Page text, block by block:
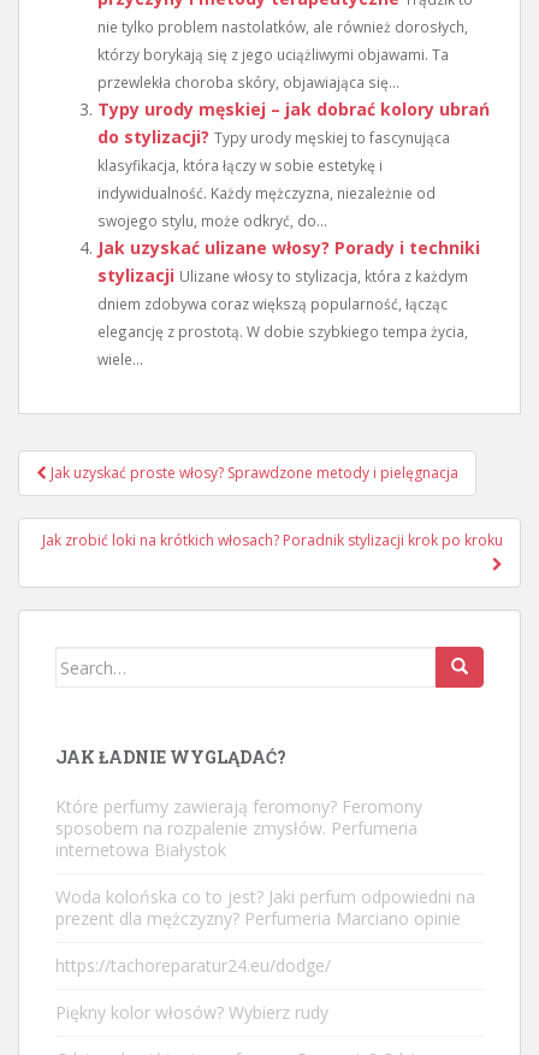
nie tylko problem nastolatków, ale również dorosłych,
którzy borykają się z jego uciążliwymi objawami. Ta
przewlekła choroba skóry, objawiająca się...
Typy urody męskiej – jak dobrać kolory ubrań
do stylizacji? Typy urody męskiej to fascynująca
klasyfikacja, która łączy w sobie estetykę i
indywidualność. Każdy mężczyzna, niezależnie od
swojego stylu, może odkryć, do...
Jak uzyskać ulizane włosy? Porady i techniki
stylizacji Ulizane włosy to stylizacja, która z każdym
dniem zdobywa coraz większą popularność, łącząc
elegancję z prostotą. W dobie szybkiego tempa życia,
wiele...
Nawigacja
wpisu
Jak uzyskać proste włosy? Sprawdzone metody i pielęgnacja
Jak zrobić loki na krótkich włosach? Poradnik stylizacji krok po kroku
Search
JAK ŁADNIE WYGLĄDAĆ?
Które perfumy zawierają feromony? Feromony
sposobem na rozpalenie zmysłów. Perfumeria
internetowa Białystok
Woda kolońska co to jest? Jaki perfum odpowiedni na
prezent dla mężczyzny? Perfumeria Marciano opinie
https://tachoreparatur24.eu/dodge/
Piękny kolor włosów? Wybierz rudy